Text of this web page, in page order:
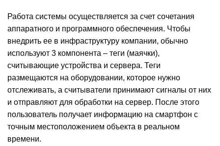
Работа системы осуществляется за счет сочетания
аппаратного и программного обеспечения. Чтобы
внедрить ее в инфраструктуру компании, обычно
используют 3 компонента – теги (маячки),
считывающие устройства и сервера. Теги
размещаются на оборудовании, которое нужно
отслеживать, а считыватели принимают сигналы от них
и отправляют для обработки на сервер. После этого
пользователь получает информацию на смартфон с
точным местоположением объекта в реальном
времени.